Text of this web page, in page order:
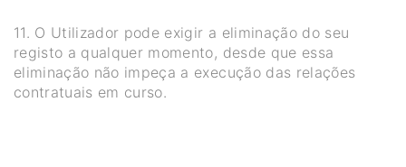
11. O Utilizador pode exigir a eliminação do seu
registo a qualquer momento, desde que essa
eliminação não impeça a execução das relações
contratuais em curso.